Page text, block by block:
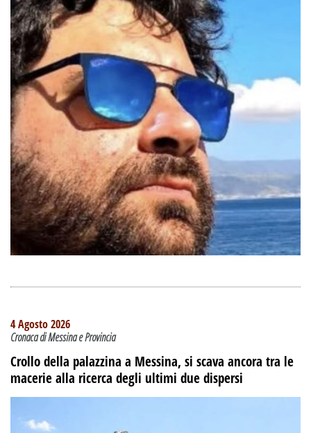
4 Agosto 2026
Cronaca di Messina e Provincia
Crollo della palazzina a Messina, si scava ancora tra le
macerie alla ricerca degli ultimi due dispersi